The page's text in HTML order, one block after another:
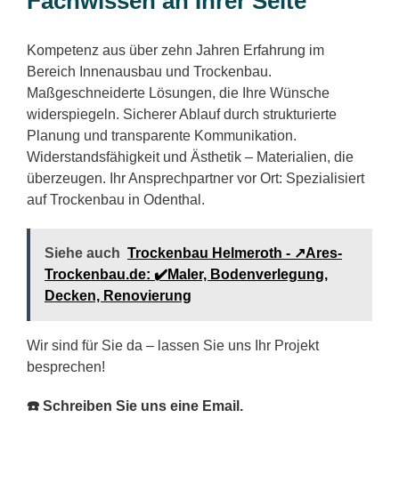
Kompetenz aus über zehn Jahren Erfahrung im
Bereich Innenausbau und Trockenbau.
Maßgeschneiderte Lösungen, die Ihre Wünsche
widerspiegeln. Sicherer Ablauf durch strukturierte
Planung und transparente Kommunikation.
Widerstandsfähigkeit und Ästhetik – Materialien, die
überzeugen. Ihr Ansprechpartner vor Ort: Spezialisiert
auf Trockenbau in Odenthal.
Siehe auch Trockenbau Helmeroth - ↗️Ares-
Trockenbau.de: ✔️Maler, Bodenverlegung,
Decken, Renovierung
Wir sind für Sie da – lassen Sie uns Ihr Projekt
besprechen!
☎️ Schreiben Sie uns eine Email.